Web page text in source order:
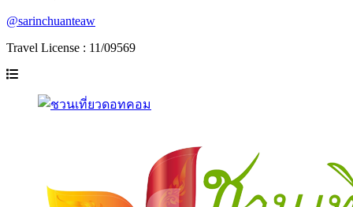
@sarinchuanteaw
Travel License : 11/09569